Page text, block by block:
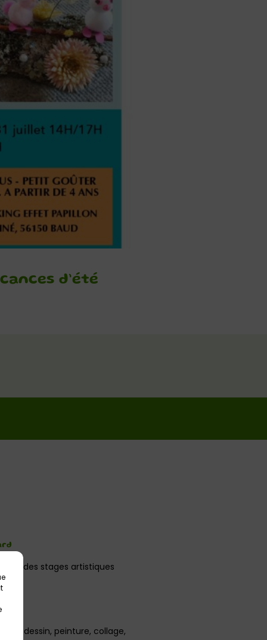
d’été
des stages artistiques
: dessin, peinture, collage,